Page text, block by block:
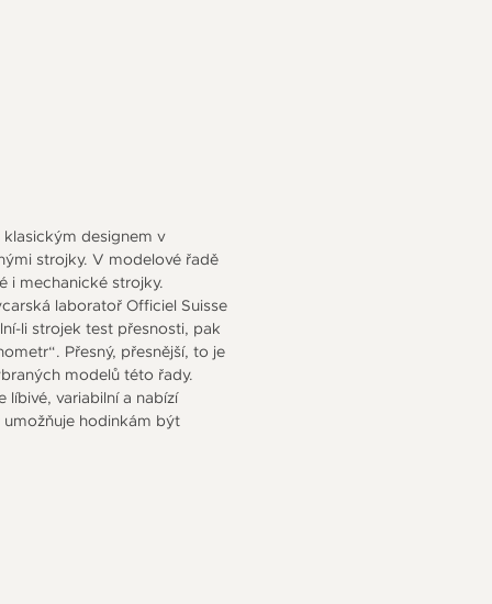
klasickým designem v
strojky. V modelové řadě
i mechanické strojky.
laboratoř Officiel Suisse
li strojek test přesnosti, pak
Přesný, přesnější, to je
modelů této řady.
líbivé, variabilní a nabízí
hodinkám být